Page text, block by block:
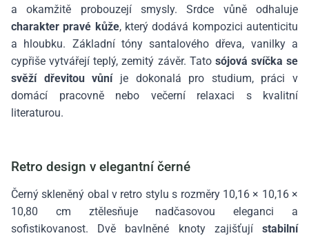
a okamžitě probouzejí smysly. Srdce vůně odhaluje
charakter pravé kůže, který dodává kompozici autenticitu
a hloubku. Základní tóny santalového dřeva, vanilky a
cypřiše vytvářejí teplý, zemitý závěr. Tato sójová svíčka se
svěží dřevitou vůníje dokonalá pro studium, práci v
domácí pracovně nebo večerní relaxaci s kvalitní
literaturou.
Retro design v elegantní černé
Černý skleněný obal v retro stylu s rozměry 10,16 × 10,16 ×
10,80 cm ztělesňuje nadčasovou eleganci a
sofistikovanost. Dvě bavlněné knoty zajišťují stabilní